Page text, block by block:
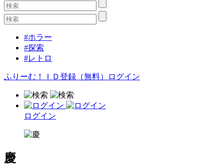
#ホラー
#探索
#レトロ
ふりーむ！ＩＤ登録（無料） ログイン
ログイン
慶